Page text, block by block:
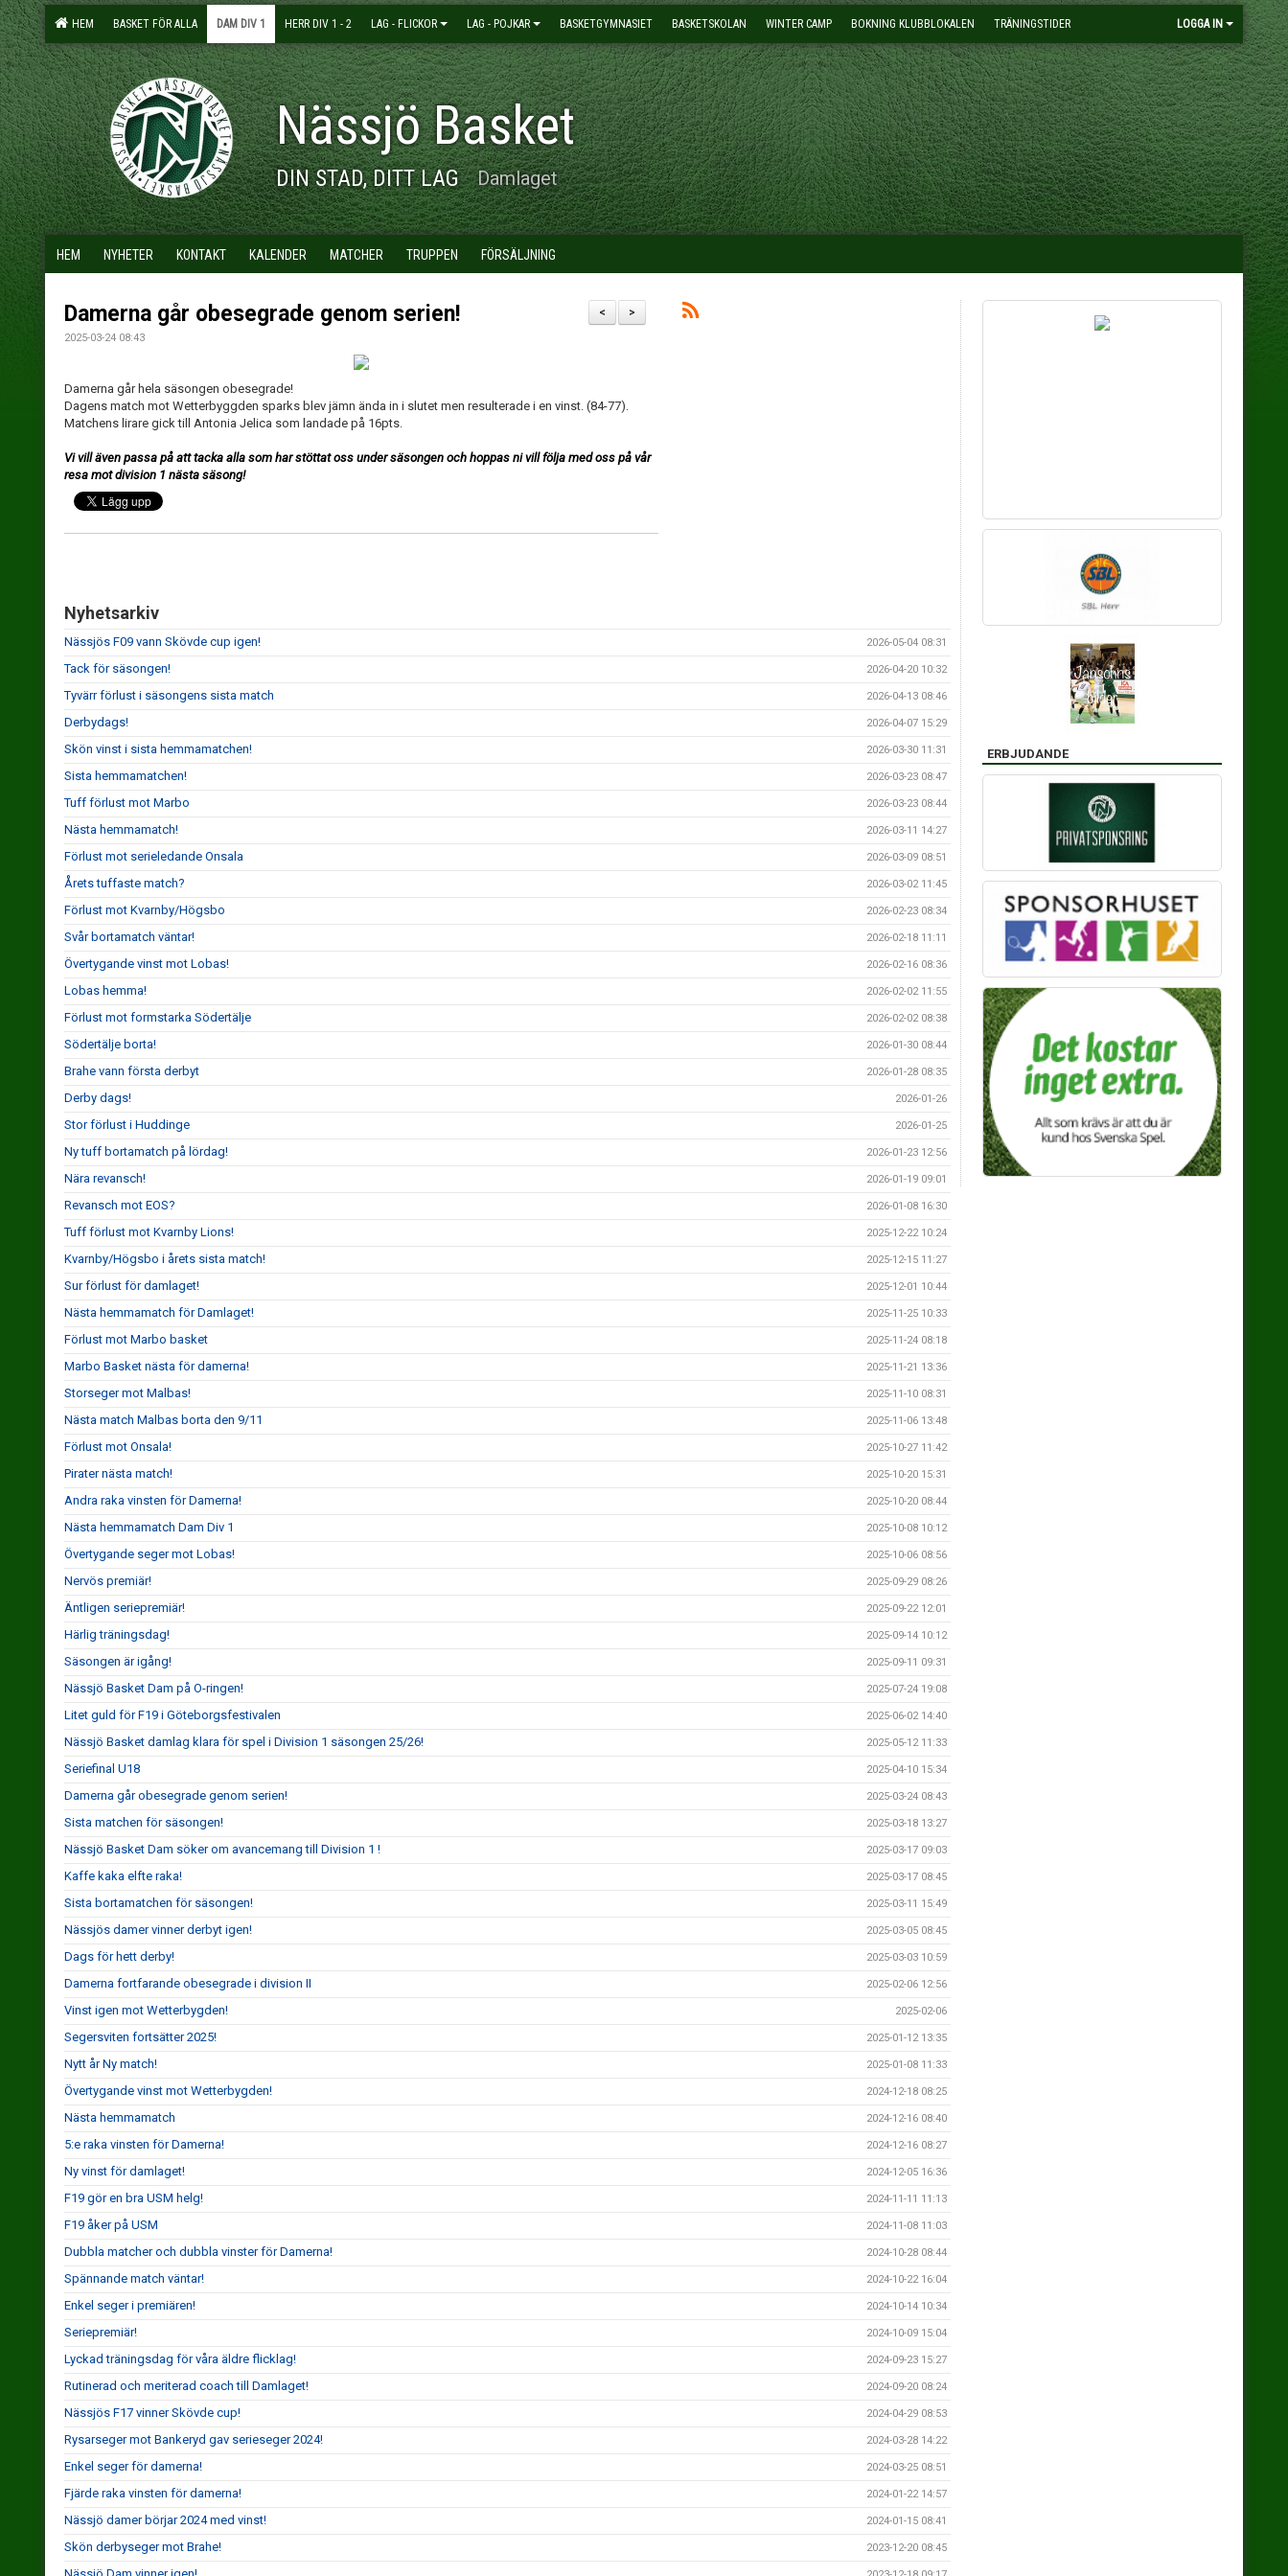
HEM BASKET FÖR ALLA DAM DIV 1 HERR DIV 1 - 2 LAG - FLICKOR LAG - POJKAR BASKETGYMNASIET BASKETSKOLAN WINTER CAMP BOKNING KLUBBLOKALEN TRÄNINGSTIDER LOGGA IN
Nässjö Basket
DIN STAD, DITT LAG Damlaget
HEM NYHETER KONTAKT KALENDER MATCHER TRUPPEN FÖRSÄLJNING
>
<
Damerna går obesegrade genom serien!
2025-03-24 08:43
Damerna går hela säsongen obesegrade!
Dagens match mot Wetterbyggden sparks blev jämn ända in i slutet men resulterade i en vinst. (84-77).
Matchens lirare gick till Antonia Jelica som landade på 16pts.
Vi vill även passa på att tacka alla som har stöttat oss under säsongen och hoppas ni vill följa med oss på vår
resa mot division 1 nästa säsong!
Nyhetsarkiv
Nässjös F09 vann Skövde cup igen! 2026-05-04 08:31
Tack för säsongen! 2026-04-20 10:32
Tyvärr förlust i säsongens sista match 2026-04-13 08:46
Derbydags! 2026-04-07 15:29
Skön vinst i sista hemmamatchen! 2026-03-30 11:31
Sista hemmamatchen! 2026-03-23 08:47
Tuff förlust mot Marbo 2026-03-23 08:44
Nästa hemmamatch! 2026-03-11 14:27
Förlust mot serieledande Onsala 2026-03-09 08:51
Årets tuffaste match? 2026-03-02 11:45
Förlust mot Kvarnby/Högsbo 2026-02-23 08:34
Svår bortamatch väntar! 2026-02-18 11:11
Övertygande vinst mot Lobas! 2026-02-16 08:36
Lobas hemma! 2026-02-02 11:55
Förlust mot formstarka Södertälje 2026-02-02 08:38
Södertälje borta! 2026-01-30 08:44
Brahe vann första derbyt 2026-01-28 08:35
Derby dags! 2026-01-26
Stor förlust i Huddinge 2026-01-25
Ny tuff bortamatch på lördag! 2026-01-23 12:56
Nära revansch! 2026-01-19 09:01
Revansch mot EOS? 2026-01-08 16:30
Tuff förlust mot Kvarnby Lions! 2025-12-22 10:24
Kvarnby/Högsbo i årets sista match! 2025-12-15 11:27
Sur förlust för damlaget! 2025-12-01 10:44
Nästa hemmamatch för Damlaget! 2025-11-25 10:33
Förlust mot Marbo basket 2025-11-24 08:18
Marbo Basket nästa för damerna! 2025-11-21 13:36
Storseger mot Malbas! 2025-11-10 08:31
Nästa match Malbas borta den 9/11 2025-11-06 13:48
Förlust mot Onsala! 2025-10-27 11:42
Pirater nästa match! 2025-10-20 15:31
Andra raka vinsten för Damerna! 2025-10-20 08:44
Nästa hemmamatch Dam Div 1 2025-10-08 10:12
Övertygande seger mot Lobas! 2025-10-06 08:56
Nervös premiär! 2025-09-29 08:26
Äntligen seriepremiär! 2025-09-22 12:01
Härlig träningsdag! 2025-09-14 10:12
Säsongen är igång! 2025-09-11 09:31
Nässjö Basket Dam på O-ringen! 2025-07-24 19:08
Litet guld för F19 i Göteborgsfestivalen 2025-06-02 14:40
Nässjö Basket damlag klara för spel i Division 1 säsongen 25/26! 2025-05-12 11:33
Seriefinal U18 2025-04-10 15:34
Damerna går obesegrade genom serien! 2025-03-24 08:43
Sista matchen för säsongen! 2025-03-18 13:27
Nässjö Basket Dam söker om avancemang till Division 1 ! 2025-03-17 09:03
Kaffe kaka elfte raka! 2025-03-17 08:45
Sista bortamatchen för säsongen! 2025-03-11 15:49
Nässjös damer vinner derbyt igen! 2025-03-05 08:45
Dags för hett derby! 2025-03-03 10:59
Damerna fortfarande obesegrade i division II 2025-02-06 12:56
Vinst igen mot Wetterbygden! 2025-02-06
Segersviten fortsätter 2025! 2025-01-12 13:35
Nytt år Ny match! 2025-01-08 11:33
Övertygande vinst mot Wetterbygden! 2024-12-18 08:25
Nästa hemmamatch 2024-12-16 08:40
5:e raka vinsten för Damerna! 2024-12-16 08:27
Ny vinst för damlaget! 2024-12-05 16:36
F19 gör en bra USM helg! 2024-11-11 11:13
F19 åker på USM 2024-11-08 11:03
Dubbla matcher och dubbla vinster för Damerna! 2024-10-28 08:44
Spännande match väntar! 2024-10-22 16:04
Enkel seger i premiären! 2024-10-14 10:34
Seriepremiär! 2024-10-09 15:04
Lyckad träningsdag för våra äldre flicklag! 2024-09-23 15:27
Rutinerad och meriterad coach till Damlaget! 2024-09-20 08:24
Nässjös F17 vinner Skövde cup! 2024-04-29 08:53
Rysarseger mot Bankeryd gav serieseger 2024! 2024-03-28 14:22
Enkel seger för damerna! 2024-03-25 08:51
Fjärde raka vinsten för damerna! 2024-01-22 14:57
Nässjö damer börjar 2024 med vinst! 2024-01-15 08:41
Skön derbyseger mot Brahe! 2023-12-20 08:45
ERBJUDANDE